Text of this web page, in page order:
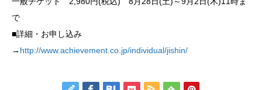
で
■詳細・お申し込み
→ http://www.achievement.co.jp/individual/jishin/